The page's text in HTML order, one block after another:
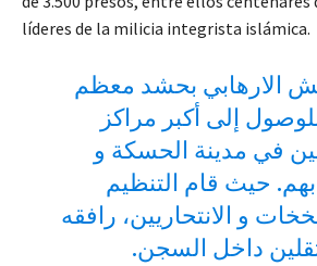
líderes de la milicia integrista islámica.
الارهابي بحشد معظم
للوصول إلى أكبر مراكز
في مدينة الحسكة و
بهم. حيث قام التنظيم
و الانتحاريين، رافقه
داخل السجن.